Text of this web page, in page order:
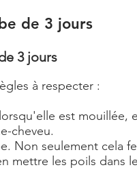
de 3 jours
3 jours
à respecter :
est mouillée,
cheveu.
Non seulement cela
mettre les poils dans